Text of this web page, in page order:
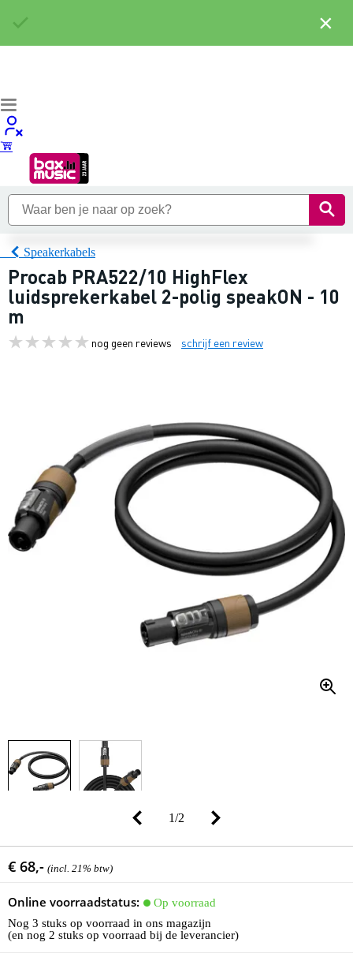
Speakerkabels
Procab PRA522/10 HighFlex
luidsprekerkabel 2-polig speakON - 10
m
nog geen reviews schrijf een review
1/2
€ 68,- (incl. 21% btw)
Online voorraadstatus:
Op voorraad
Nog 3 stuks op voorraad in ons magazijn
(en nog 2 stuks op voorraad bij de leverancier)
×